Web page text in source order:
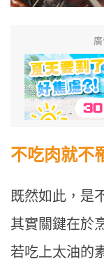
不吃肉就不
既然如此，是
其實關鍵在於
若吃上太油的